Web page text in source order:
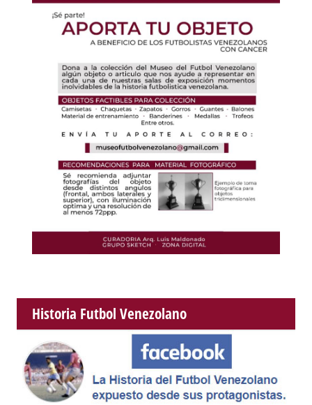
Historia Futbol Venezolano